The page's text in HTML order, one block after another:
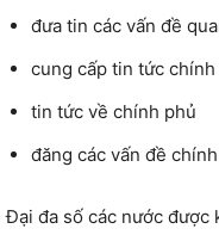
đưa tin các vấn đề
cung cấp tin tức chính
tin tức về chính phủ
đăng các vấn đề
Đại đa số các nước được